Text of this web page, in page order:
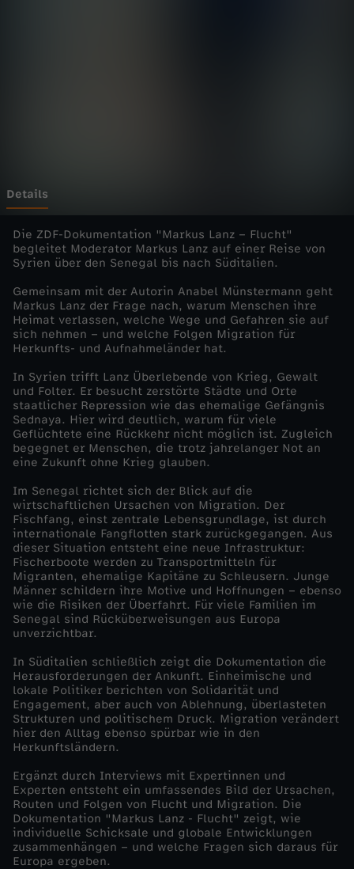
t
e
r
w
e
g
s
-
M
a
r
k
u
s
L
a
n
z
Details
Die ZDF-Dokumentation "Markus Lanz – Flucht"
begleitet Moderator Markus Lanz auf einer Reise von
Syrien über den Senegal bis nach Süditalien.
Gemeinsam mit der Autorin Anabel Münstermann geht
Markus Lanz der Frage nach, warum Menschen ihre
Heimat verlassen, welche Wege und Gefahren sie auf
sich nehmen – und welche Folgen Migration für
Herkunfts- und Aufnahmeländer hat.
In Syrien trifft Lanz Überlebende von Krieg, Gewalt
und Folter. Er besucht zerstörte Städte und Orte
staatlicher Repression wie das ehemalige Gefängnis
Sednaya. Hier wird deutlich, warum für viele
Geflüchtete eine Rückkehr nicht möglich ist. Zugleich
begegnet er Menschen, die trotz jahrelanger Not an
eine Zukunft ohne Krieg glauben.
Im Senegal richtet sich der Blick auf die
wirtschaftlichen Ursachen von Migration. Der
Fischfang, einst zentrale Lebensgrundlage, ist durch
internationale Fangflotten stark zurückgegangen. Aus
dieser Situation entsteht eine neue Infrastruktur:
Fischerboote werden zu Transportmitteln für
Migranten, ehemalige Kapitäne zu Schleusern. Junge
Männer schildern ihre Motive und Hoffnungen – ebenso
wie die Risiken der Überfahrt. Für viele Familien im
Senegal sind Rücküberweisungen aus Europa
unverzichtbar.
In Süditalien schließlich zeigt die Dokumentation die
Herausforderungen der Ankunft. Einheimische und
lokale Politiker berichten von Solidarität und
Engagement, aber auch von Ablehnung, überlasteten
Strukturen und politischem Druck. Migration verändert
hier den Alltag ebenso spürbar wie in den
Herkunftsländern.
Ergänzt durch Interviews mit Expertinnen und
Experten entsteht ein umfassendes Bild der Ursachen,
Routen und Folgen von Flucht und Migration. Die
Dokumentation "Markus Lanz - Flucht" zeigt, wie
individuelle Schicksale und globale Entwicklungen
zusammenhängen – und welche Fragen sich daraus für
Europa ergeben.